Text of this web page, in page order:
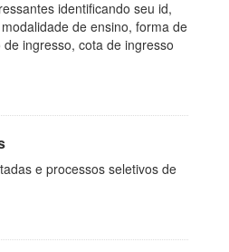
identificando seu id,
de ensino, forma de
ingresso, cota de ingresso
e processos seletivos de